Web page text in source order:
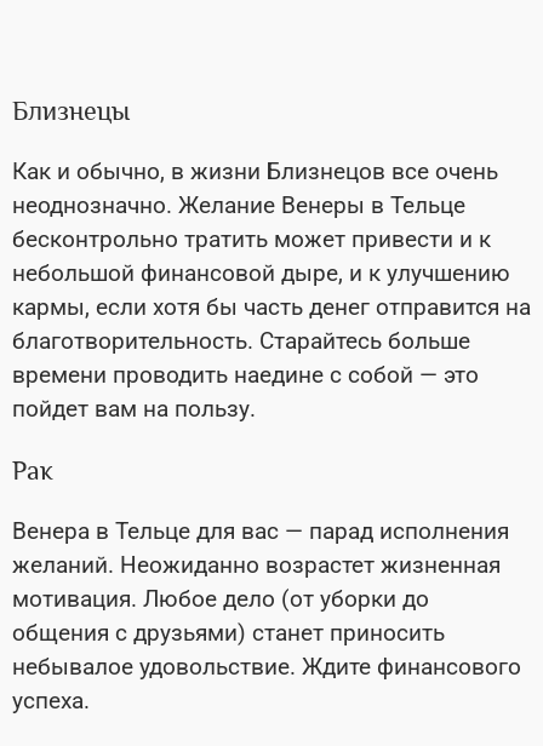
Близнецы
Как и обычно, в жизни Близнецов все очень
неоднозначно. Желание Венеры в Тельце
бесконтрольно тратить может привести и к
небольшой финансовой дыре, и к улучшению
кармы, если хотя бы часть денег отправится на
благотворительность. Старайтесь больше
времени проводить наедине с собой — это
пойдет вам на пользу.
Рак
Венера в Тельце для вас — парад исполнения
желаний. Неожиданно возрастет жизненная
мотивация. Любое дело (от уборки до
общения с друзьями) станет приносить
небывалое удовольствие. Ждите финансового
успеха.